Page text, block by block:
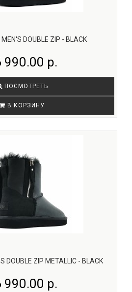
DOUBLE ZIP - BLACK
990.00 р.
ПОСМОТРЕТЬ
В КОРЗИНУ
DOUBLE ZIP METALLIC - BLACK
990.00 р.